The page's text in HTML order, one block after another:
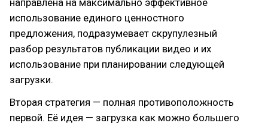
использование единого ценностного
предложения, подразумевает скрупулезный
разбор результатов публикации видео и их
использование при планировании следующей
загрузки.
Вторая стратегия — полная противоположность
первой. Её идея — загрузка как можно большего